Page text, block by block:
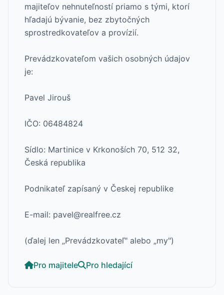
majiteľov nehnuteľností priamo s tými, ktorí
hľadajú bývanie, bez zbytočných
sprostredkovateľov a provízií.
Prevádzkovateľom vašich osobných údajov
je:
Pavel Jirouš
IČO: 06484824
Sídlo: Martinice v Krkonoších 70, 512 32,
Česká republika
Podnikateľ zapísaný v Českej republike
E-mail: pavel@realfree.cz
(ďalej len „Prevádzkovateľ" alebo „my")
Pro majitele Pro hledající